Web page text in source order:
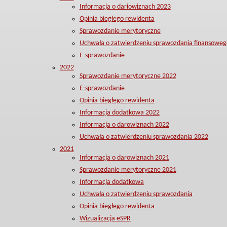
Informacja o dariowiznach 2023
Opinia biegłego rewidenta
Sprawozdanie merytoryczne
Uchwała o zatwierdzeniu sprawozdania
E-sprawozdanie
2022
Sprawozdanie merytoryczne 2022
E-sprawozdanie
Opinia biegłego rewidenta
Informacja dodatkowa 2022
Informacja o darowiznach 2022
Uchwała o zatwierdzeniu sprawozdania 2022
2021
Informacja o darowiznach 2021
Sprawozdanie merytoryczne 2021
Informacja dodatkowa
Uchwała o zatwierdzeniu sprawozdania
Opinia biegłego rewidenta
Wizualizacja eSPR